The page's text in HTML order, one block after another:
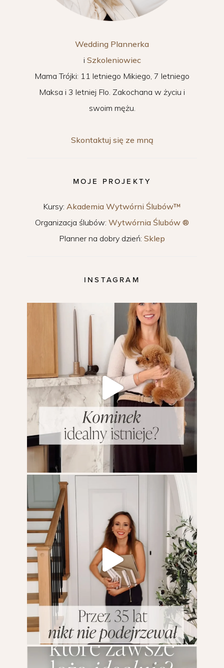
Wedding Plannerka
i Szkoleniowiec
Mama Trójki: 11 letniego Mikiego, 7 letniego
Maksa i 3 letniej Flo. Zakochana w życiu i
swoim mężu.
Skontaktuj się ze mną
MOJE PROJEKTY
Kursy: Akademia Wytwórni Ślubów™
Organizacja ślubów: Wytwórnia Ślubów ®
Planner na dobry dzień: Sklep
INSTAGRAM